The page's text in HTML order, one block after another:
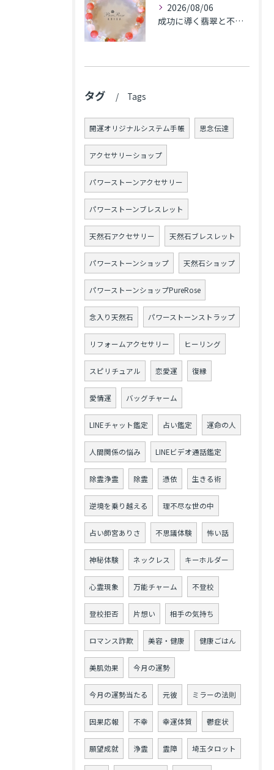
2026/08/06
成功に導く翡翠と不安解消のカルセドニー､魅力アップのローズクォーツのブレス★東京都N.K様
タグ Tags
開運オリジナルシステム手帳 思念伝達
アクセサリーショップ
パワーストーンアクセサリー
パワーストーンブレスレット
天然石アクセサリー 天然石ブレスレット
パワーストーンショップ 天然石ショップ
パワーストーンショップPureRose
念入り天然石 パワーストーンストラップ
リフォームアクセサリー ヒーリング
スピリチュアル 恋愛運 復縁
愛情運 バッグチャーム
LINEチャット鑑定 占い鑑定 運命の人
人間関係の悩み LINEビデオ通話鑑定
除霊浄霊 除霊 憑依 生きる術
逆境を乗り越える 理不尽な世の中
占い師宮ありさ 不思議体験 怖い話
神秘体験 ネックレス キーホルダー
心霊現象 万能チャーム 不登校
登校拒否 片想い 相手の気持ち
ロマンス詐欺 美容・健康 健康ごはん
美肌効果 今月の運勢
今月の運勢当たる 元彼 ミラーの法則
因果応報 不幸 幸運体質 鬱症状
願望成就 浄霊 霊障 埼玉タロット